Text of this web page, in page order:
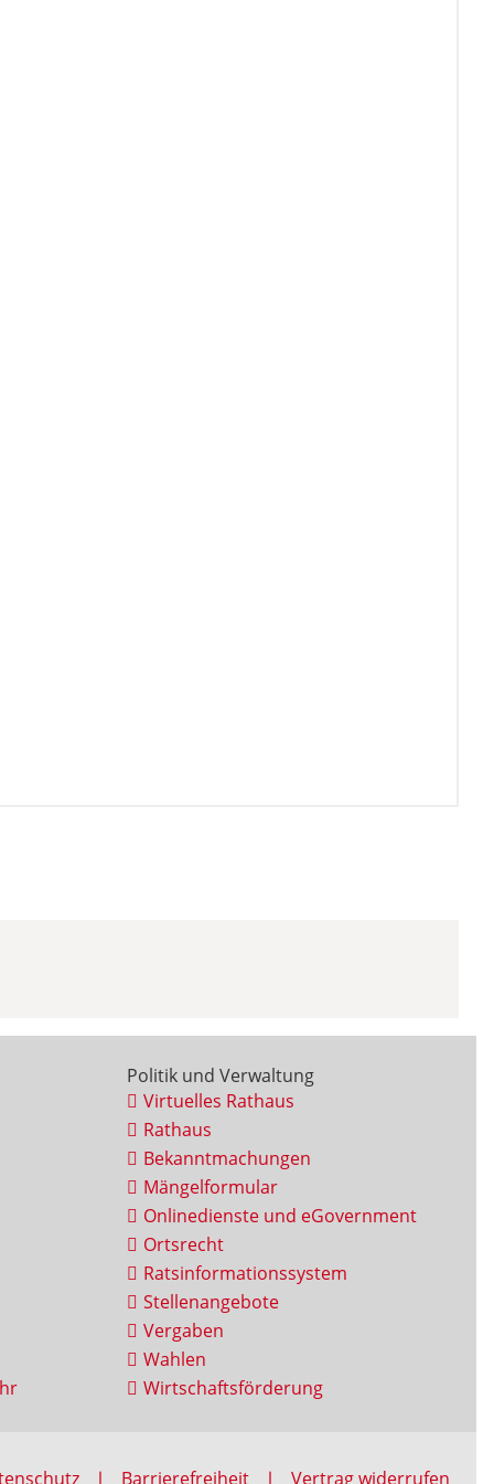
Politik und Verwaltung
Virtuelles Rathaus
Rathaus
Bekanntmachungen
Mängelformular
Onlinedienste und eGovernment
Ortsrecht
Ratsinformationssystem
Stellenangebote
Vergaben
Wahlen
Wirtschaftsförderung
Barrierefreiheit Vertrag widerrufen